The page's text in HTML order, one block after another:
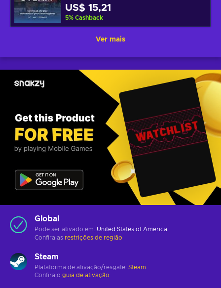
US$ 15,21
5% Cashback
Ver mais
Global
Pode ser ativado em: United States of America
Confira as restrições de região
Steam
Plataforma de ativação/resgate: Steam
Confira o guia de ativação